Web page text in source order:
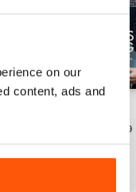
on our
content, ads and
€4,99